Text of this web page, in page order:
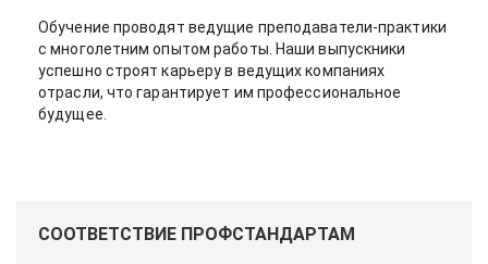
Обучение проводят ведущие преподаватели-практики
с многолетним опытом работы. Наши выпускники
успешно строят карьеру в ведущих компаниях
отрасли, что гарантирует им профессиональное
будущее.
СООТВЕТСТВИЕ ПРОФСТАНДАРТАМ